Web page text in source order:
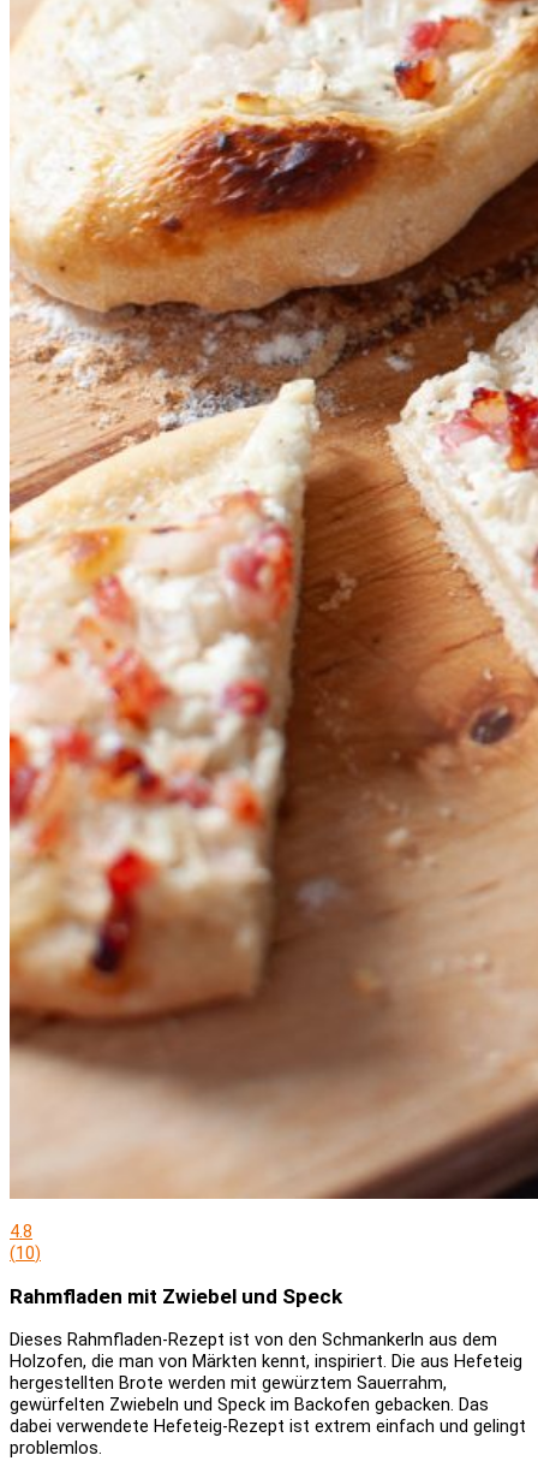
4.8
(10)
Rahmfladen mit Zwiebel und Speck
Dieses Rahmfladen-Rezept ist von den Schmankerln aus dem
Holzofen, die man von Märkten kennt, inspiriert. Die aus Hefeteig
hergestellten Brote werden mit gewürztem Sauerrahm,
gewürfelten Zwiebeln und Speck im Backofen gebacken. Das
dabei verwendete Hefeteig-Rezept ist extrem einfach und gelingt
problemlos.